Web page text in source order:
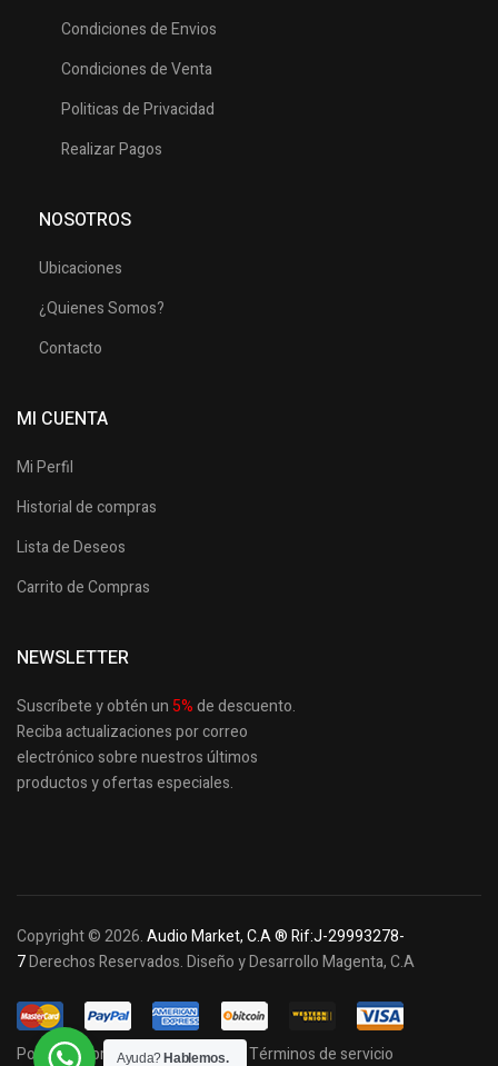
Condiciones de Envios
Condiciones de Venta
Politicas de Privacidad
Realizar Pagos
NOSOTROS
Ubicaciones
¿Quienes Somos?
Contacto
MI CUENTA
Mi Perfil
Historial de compras
Lista de Deseos
Carrito de Compras
NEWSLETTER
Suscríbete y obtén un 5%de descuento.
Reciba actualizaciones por correo
electrónico sobre nuestros últimos
productosy ofertas especiales.
Copyright © 2026.Audio Market, C.A ® Rif:J-29993278-
7Derechos Reservados. Diseño y Desarrollo Magenta, C.A
Política de privacidad y cookies Términos de servicio
Ayuda? Hablemos.